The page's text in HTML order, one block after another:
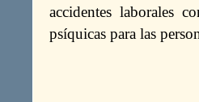
accidentes laborales
psíquicas para las